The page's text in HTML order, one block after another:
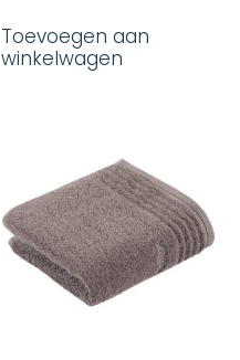
Toevoegen aan
winkelwagen